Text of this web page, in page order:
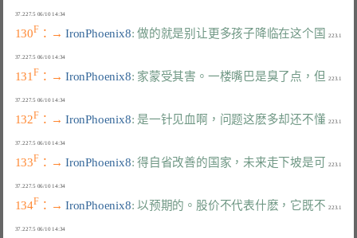
130F ：→ IronPhoenix8: 做的就是别让更多孩子降临在这个国
  223.1
131 F ：→ IronPhoenix8: 家蒙受其害。一楼嘴巴是臭了点，但
  223.1
132F ：→ IronPhoenix8: 是一针见血啊，问题这麽多却还不懂
  223.1
133F ：→ IronPhoenix8: 得自省改善的国家，未来走下坡是可
  223.1
134F ：→ IronPhoenix8: 以预期的。股价不代表什麽，它既不
  223.1